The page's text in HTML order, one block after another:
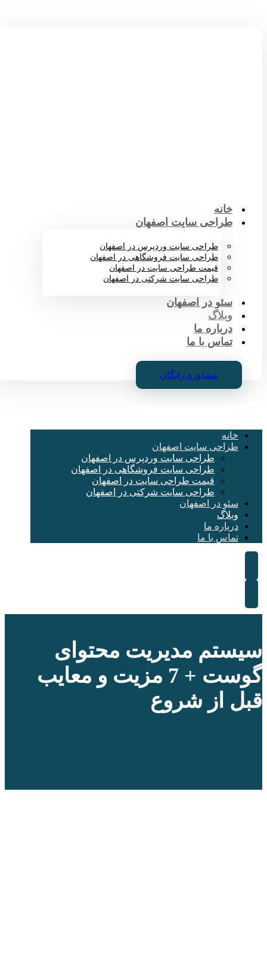
خانه
طراحی سایت اصفهان
طراحی سایت وردپرس در اصفهان
طراحی سایت فروشگاهی در اصفهان
قیمت طراحی سایت در اصفهان
طراحی سایت شرکتی در اصفهان
سئو در اصفهان
وبلاگ
درباره ما
تماس با ما
مشاوره رایگان
خانه
طراحی سایت اصفهان
طراحی سایت وردپرس در اصفهان
طراحی سایت فروشگاهی در اصفهان
قیمت طراحی سایت در اصفهان
طراحی سایت شرکتی در اصفهان
سئو در اصفهان
وبلاگ
درباره ما
تماس با ما
سیستم مدیریت محتوای
گوست + 7 مزیت و معایب
قبل از شروع